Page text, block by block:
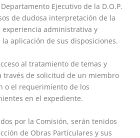
Ejecutivo de la D.O.P.
de dudosa interpretación de la
administrativa y
aplicación de sus disposiciones.
al tratamiento de temas y
través de solicitud de un miembro
o el requerimiento de los
en el expediente.
por la Comisión, serán tenidos
de Obras Particulares y sus